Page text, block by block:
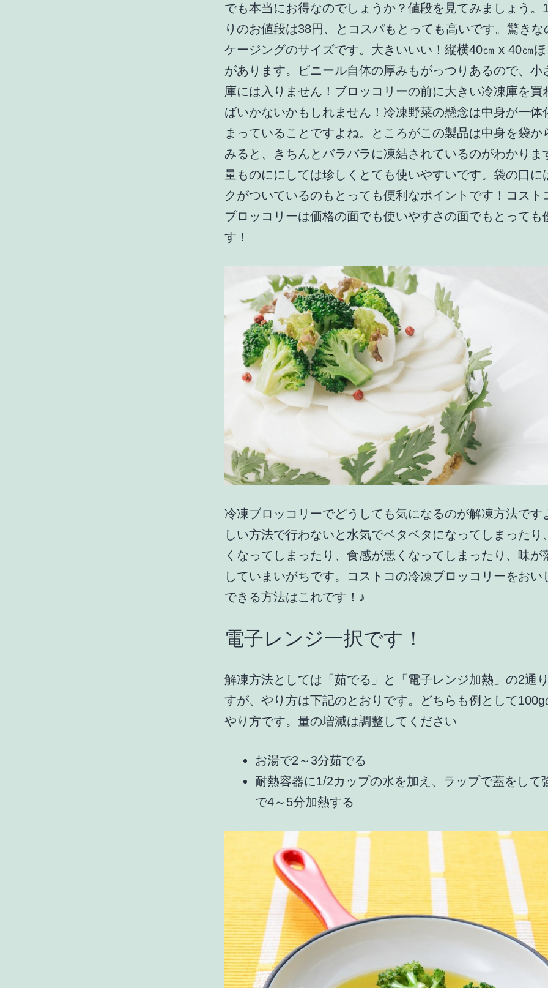
でも本当にお得なのでしょうか？値段を見てみましょう。
りのお値段は38円、とコスパもとっても高いです。驚きな
ケージングのサイズです。大きいいい！縦横40㎝ x 40㎝
があります。ビニール自体の厚みもがっつりあるので、小
庫には入りません！ブロッコリーの前に大きい冷凍庫を買
ばいかないかもしれません！冷凍野菜の懸念は中身が一体
まっていることですよね。ところがこの製品は中身を袋か
みると、きちんとバラバラに凍結されているのがわかりま
量ものににしては珍しくとても使いやすいです。袋の口に
クがついているのもとっても便利なポイントです！コスト
ブロッコリーは価格の面でも使いやすさの面でもとっても
す！
冷凍ブロッコリーでどうしても気になるのが解凍方法です
しい方法で行わないと水気でベタベタになってしまったり
くなってしまったり、食感が悪くなってしまったり、味が
していまいがちです。コストコの冷凍ブロッコリーをおい
できる方法はこれです！♪
電子レンジ一択です！
解凍方法としては「茹でる」と「電子レンジ加熱」の2通
すが、やり方は下記のとおりです。どちらも例として
やり方です。量の増減は調整してください
お湯で2～3分茹でる
耐熱容器に1/2カップの水を加え、ラップで蓋をして
で4～5分加熱する